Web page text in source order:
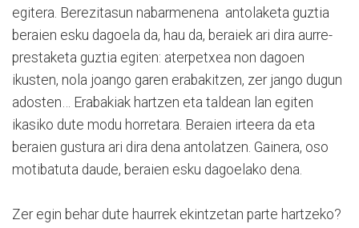
egitera. Berezitasun nabarmenena antolaketa guztia
beraien esku dagoela da, hau da, beraiek ari dira aurre-
prestaketa guztia egiten: aterpetxea non dagoen
ikusten, nola joango garen erabakitzen, zer jango dugun
adosten… Erabakiak hartzen eta taldean lan egiten
ikasiko dute modu horretara. Beraien irteera da eta
beraien gustura ari dira dena antolatzen. Gainera, oso
motibatuta daude, beraien esku dagoelako dena.
Zer egin behar dute haurrek ekintzetan parte hartzeko?